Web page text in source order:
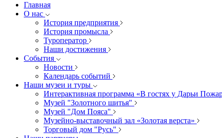
Главная
О нас
История предприятия
История промысла
Туроператор
Наши достижения
События
Новости
Календарь событий
Наши музеи и туры
Интерактивная программа «В гостях у Дарьи
Музей "Золотного шитья"
Музей "Дом Пояса"
Музейно-выставочный зал «Золотая верста»
Торговый дом "Русь"